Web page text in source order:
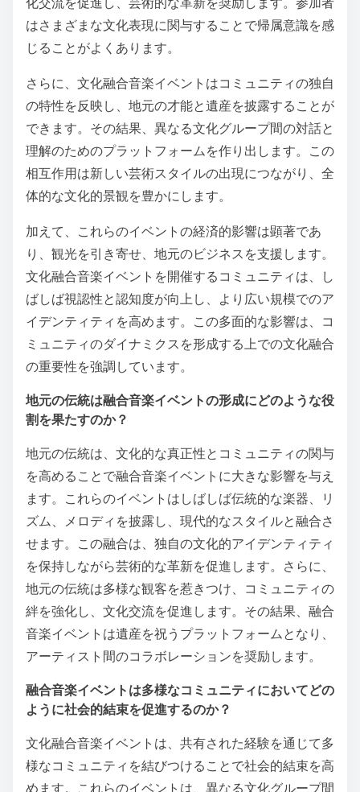
はさまざまな文化表現に関与することで帰属意識を感
じることがよくあります。
さらに、文化融合音楽イベントはコミュニティの独自
の特性を反映し、地元の才能と遺産を披露することが
できます。その結果、異なる文化グループ間の対話と
理解のためのプラットフォームを作り出します。この
相互作用は新しい芸術スタイルの出現につながり、全
体的な文化的景観を豊かにします。
加えて、これらのイベントの経済的影響は顕著であ
り、観光を引き寄せ、地元のビジネスを支援します。
文化融合音楽イベントを開催するコミュニティは、し
ばしば視認性と認知度が向上し、より広い規模でのア
イデンティティを高めます。この多面的な影響は、コ
ミュニティのダイナミクスを形成する上での文化融合
の重要性を強調しています。
地元の伝統は融合音楽イベントの形成にどのような役
割を果たすのか？
地元の伝統は、文化的な真正性とコミュニティの関与
を高めることで融合音楽イベントに大きな影響を与え
ます。これらのイベントはしばしば伝統的な楽器、リ
ズム、メロディを披露し、現代的なスタイルと融合さ
せます。この融合は、独自の文化的アイデンティティ
を保持しながら芸術的な革新を促進します。さらに、
地元の伝統は多様な観客を惹きつけ、コミュニティの
絆を強化し、文化交流を促進します。その結果、融合
音楽イベントは遺産を祝うプラットフォームとなり、
アーティスト間のコラボレーションを奨励します。
融合音楽イベントは多様なコミュニティにおいてどの
ように社会的結束を促進するのか？
文化融合音楽イベントは、共有された経験を通じて多
様なコミュニティを結びつけることで社会的結束を高
めます。これらのイベントは、異なる文化グループ間